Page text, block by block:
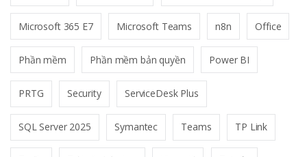
Microsoft 365 E7 Microsoft Teams n8n Office
Phần mềm Phần mềm bản quyền Power BI
PRTG Security ServiceDesk Plus
SQL Server 2025 Symantec Teams TP Link